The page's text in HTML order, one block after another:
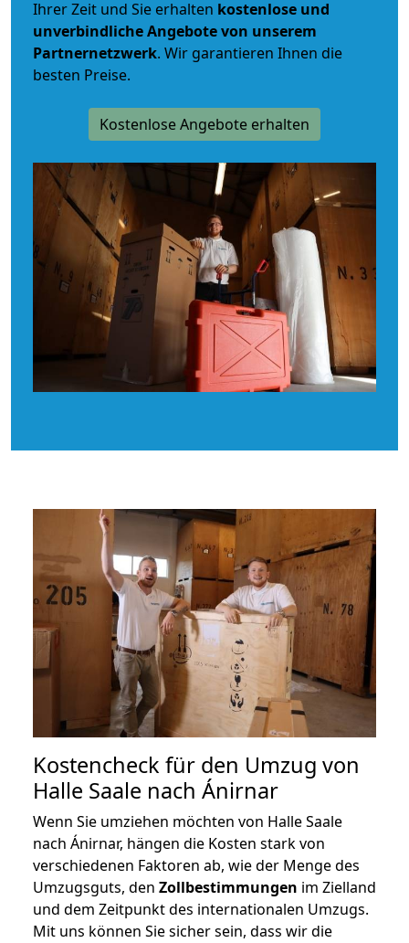
Ihrer Zeit und Sie erhalten kostenlose und
unverbindlicheAngebote von unserem
Partnernetzwerk. Wir garantieren Ihnen die
besten Preise.
Kostenlose Angebote erhalten
Kostencheck für den Umzug von
Halle Saale nach Ánirnar
Wenn Sie umziehen möchten von Halle Saale
nach Ánirnar, hängen die Kosten stark von
verschiedenen Faktoren ab, wie der Menge des
Umzugsguts, den Zollbestimmungen im Zielland
und dem Zeitpunkt des internationalen Umzugs.
Mit uns können Sie sicher sein, dass wir die